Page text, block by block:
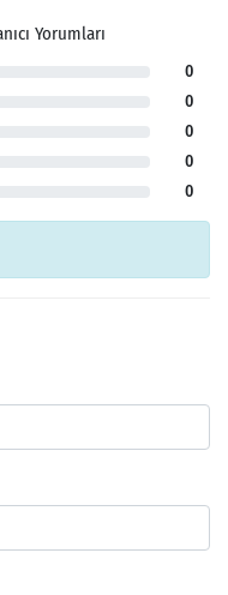
Yorumları
0
0
0
0
0